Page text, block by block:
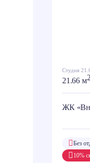
Студия
21.66 м2
ЖК
10%
Без